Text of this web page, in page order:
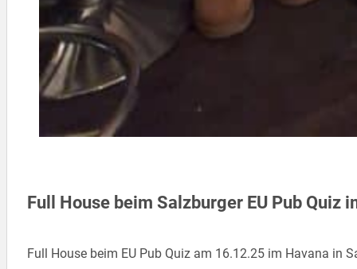
Full House beim Salzburger EU Pub Quiz
Full House beim EU Pub Quiz am 16.12.25 im Havana in